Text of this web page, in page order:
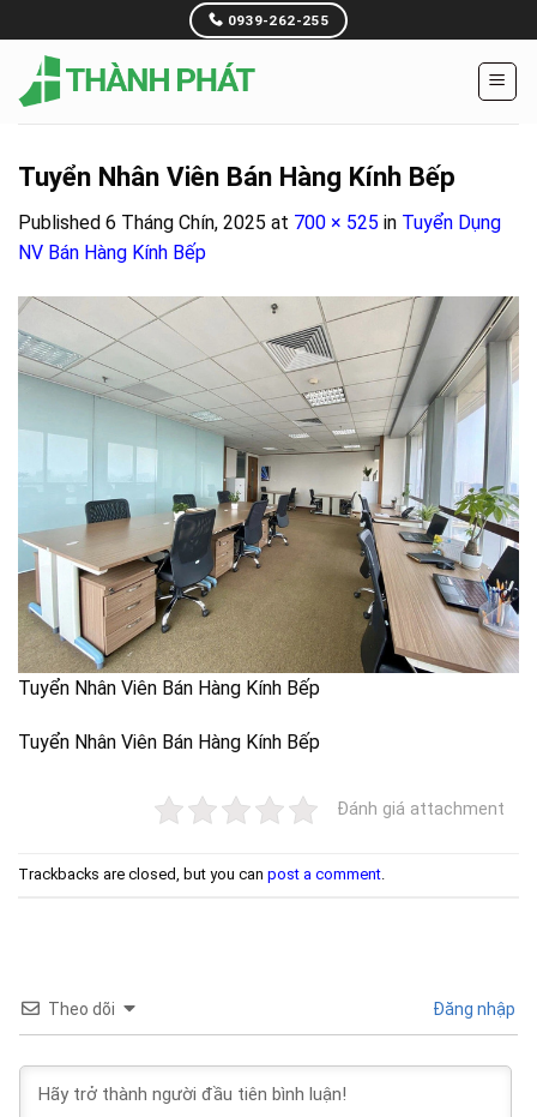
to
content
0939-262-255
Tuyển Nhân Viên Bán Hàng Kính Bếp
Published 6 Tháng Chín, 2025 at 700 × 525 in Tuyển Dụng
NV Bán Hàng Kính Bếp
Tuyển Nhân Viên Bán Hàng Kính Bếp
Tuyển Nhân Viên Bán Hàng Kính Bếp
Đánh giá attachment
Trackbacks are closed, but you can post a comment
Theo dõi Đăng nhập